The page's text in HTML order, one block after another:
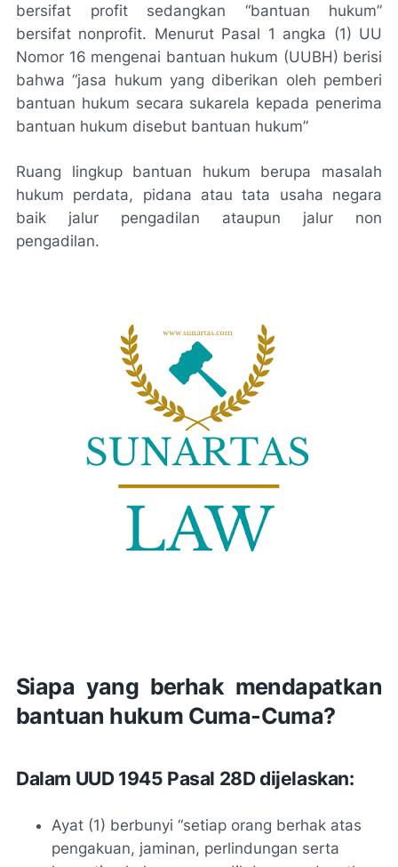
bersifat profit sedangkan “bantuan hukum”
bersifat nonprofit. Menurut Pasal 1 angka (1) UU
Nomor 16 mengenai bantuan hukum (UUBH) berisi
bahwa “jasa hukum yang diberikan oleh pemberi
bantuan hukum secara sukarela kepada penerima
bantuan hukum disebut bantuan hukum”
Ruang lingkup bantuan hukum berupa masalah
hukum perdata, pidana atau tata usaha negara
baik jalur pengadilan ataupun jalur non
pengadilan.
Siapa yang berhak mendapatkan
bantuan hukum Cuma-Cuma?
Dalam UUD 1945 Pasal 28D dijelaskan:
Ayat (1) berbunyi “setiap orang berhak atas
pengakuan, jaminan, perlindungan serta